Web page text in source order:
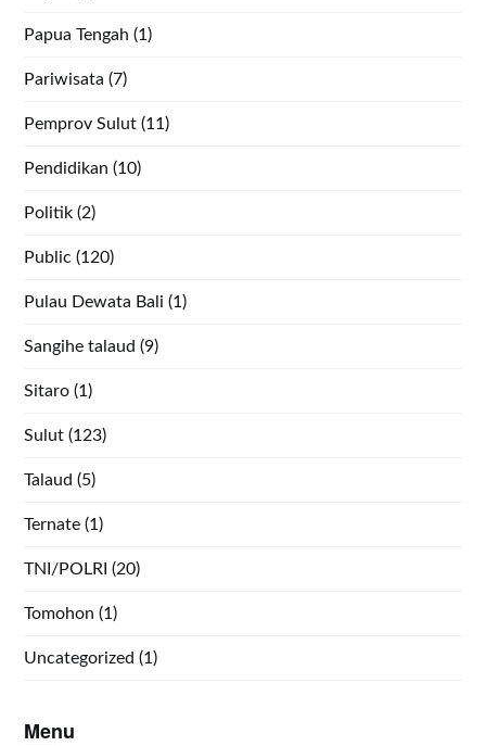
Papua Tengah (1)
Pariwisata (7)
Pemprov Sulut (11)
Pendidikan (10)
Politik (2)
Public (120)
Pulau Dewata Bali (1)
Sangihe talaud (9)
Sitaro (1)
Sulut (123)
Talaud (5)
Ternate (1)
TNI/POLRI (20)
Tomohon (1)
Uncategorized (1)
Menu